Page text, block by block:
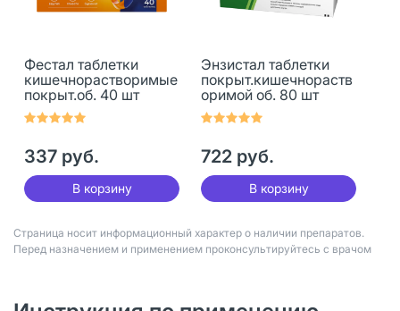
Фестал таблетки
кишечнорастворимые
покрыт.об. 40 шт
337 руб.
В корзину
Энзистал таблетки
покрыт.кишечнораств
оримой об. 80 шт
722 руб.
В корзину
Страница носит информационный характер о наличии препаратов.
Перед назначением и применением проконсультируйтесь с врачом